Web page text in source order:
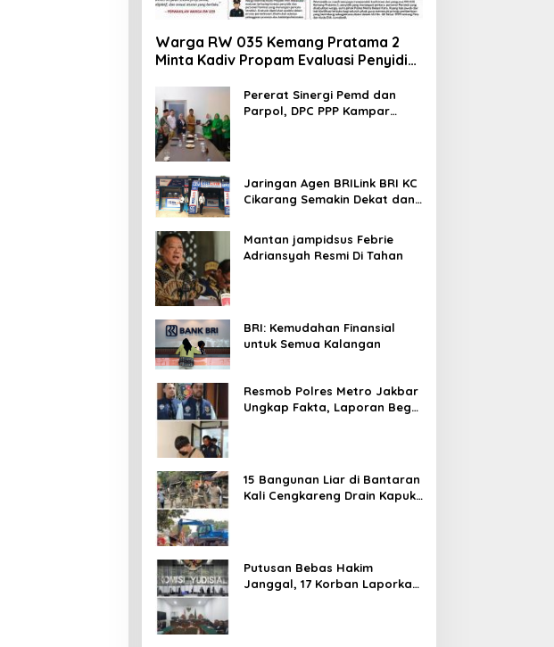
Warga RW 035 Kemang Pratama 2
Minta Kadiv Propam Evaluasi Penyidik
Bekasi Kota
Pererat Sinergi Pemd dan
Parpol, DPC PPP Kampar
Jaringan Agen BRILink BRI KC
Cikarang Semakin Dekat dan
Mantan jampidsus Febrie
Adriansyah Resmi Di Tahan
BRI: Kemudahan Finansial
untuk Semua Kalangan
Resmob Polres Metro Jakbar
Ungkap Fakta, Laporan Begal
15 Bangunan Liar di Bantaran
Kali Cengkareng Drain Kapuk
Putusan Bebas Hakim
Janggal, 17 Korban Laporkan